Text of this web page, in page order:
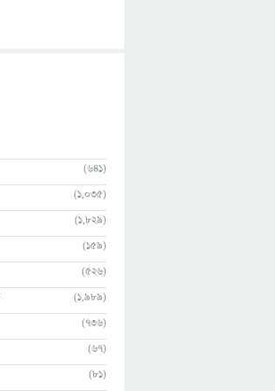
(641)
(1,035)
(1,829)
(159)
(526)
(1,989)
(736)
(67)
(81)